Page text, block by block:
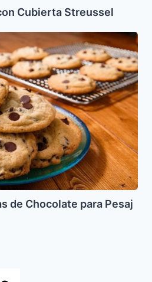
Cubierta Streussel
de Chocolate para Pesaj